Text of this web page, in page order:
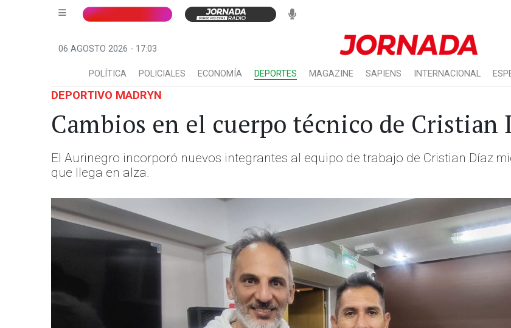
06 AGOSTO 2026 - 17:03
POLÍTICA POLICIALES ECONOMÍA DEPORTES MAGAZINE SAPIENS INTERNACIONAL
DEPORTIVO MADRYN
Cambios en el cuerpo técnico de Cristian
El Aurinegro incorporó nuevos integrantes al equipo de trabajo de Cristian Díaz
que llega en alza.